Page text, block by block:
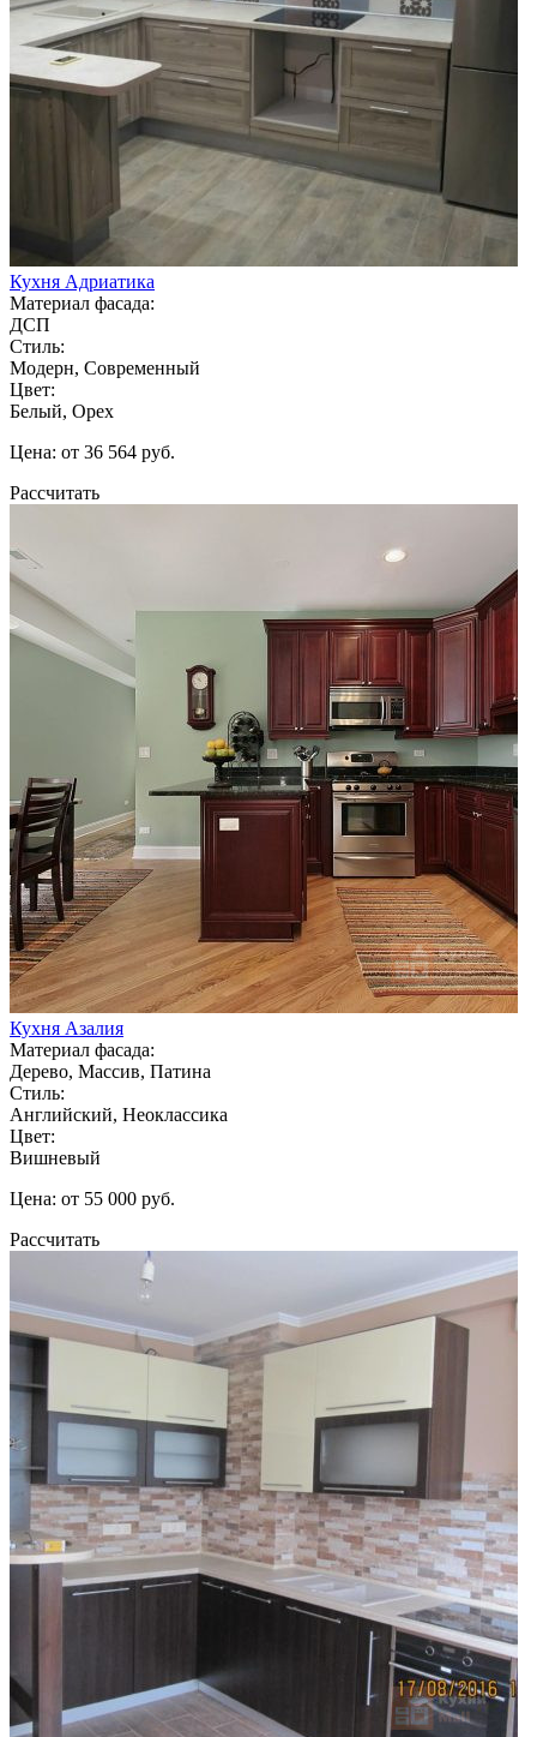
Кухня Адриатика
Материал фасада:
ДСП
Стиль:
Модерн, Современный
Цвет:
Белый, Орех
Цена: от 36 564 руб.
Рассчитать
Кухня Азалия
Материал фасада:
Дерево, Массив, Патина
Стиль:
Английский, Неоклассика
Цвет:
Вишневый
Цена: от 55 000 руб.
Рассчитать